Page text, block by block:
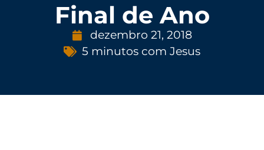
Final de Ano
dezembro 21, 2018
5 minutos com Jesus